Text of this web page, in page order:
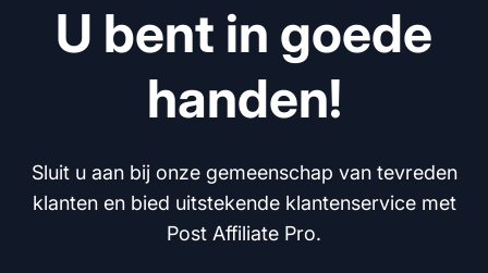
U bent in goede
handen!
Sluit u aan bij onze gemeenschap van tevreden
klanten en bied uitstekende klantenservice met
Post Affiliate Pro.